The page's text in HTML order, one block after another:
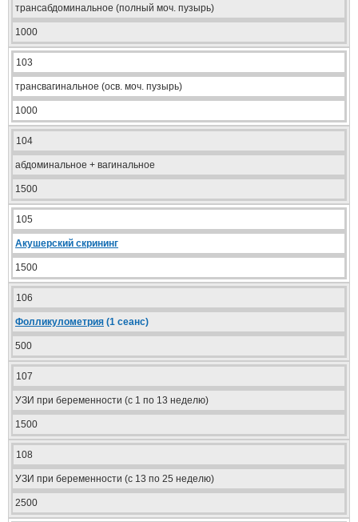
трансабдоминальное (полный моч. пузырь)
1000
103
трансвагинальное (осв. моч. пузырь)
1000
104
абдоминальное + вагинальное
1500
105
Акушерский скрининг
1500
106
Фолликулометрия (1 сеанс)
500
107
УЗИ при беременности (с 1 по 13 неделю)
1500
108
УЗИ при беременности (с 13 по 25 неделю)
2500